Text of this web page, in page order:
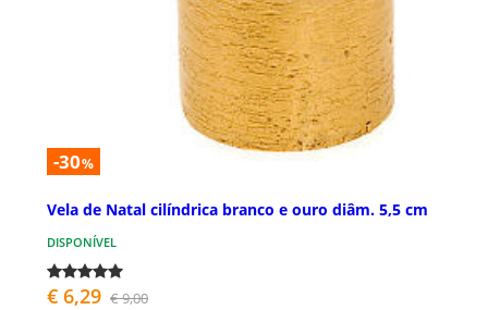
-30%
Vela de Natal cilíndrica branco e ouro diâm. 5,5 cm
DISPONÍVEL
€ 6,29 € 9,00